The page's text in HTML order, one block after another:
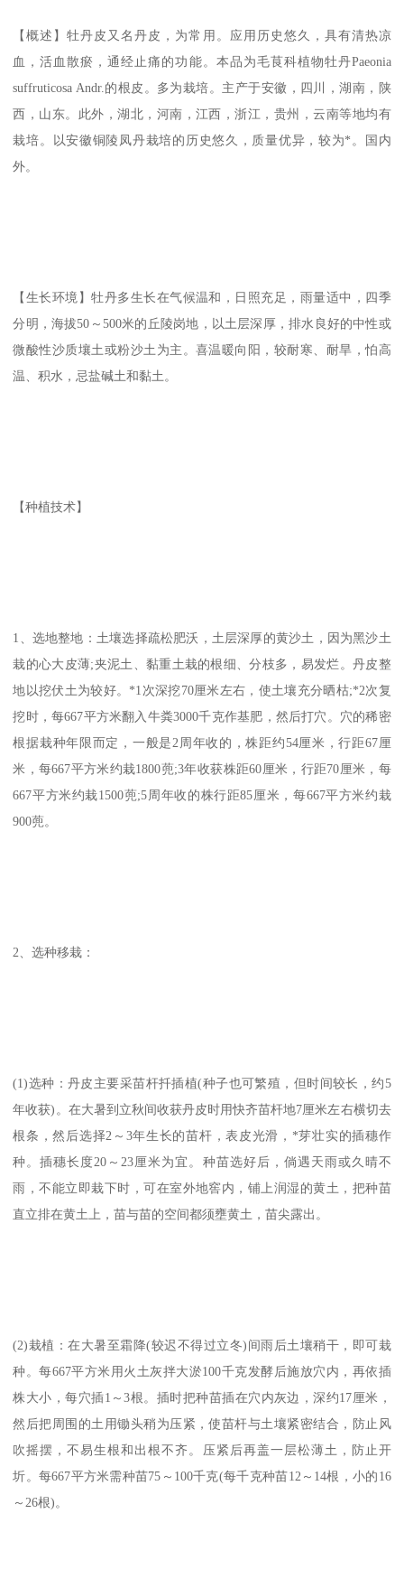
【概述】牡丹皮又名丹皮，为常用。应用历史悠久，具有清热凉
血，活血散瘀，通经止痛的功能。本品为毛茛科植物牡丹Paeonia
suffruticosa Andr.的根皮。多为栽培。主产于安徽，四川，湖南，陕
西，山东。此外，湖北，河南，江西，浙江，贵州，云南等地均有
栽培。以安徽铜陵凤丹栽培的历史悠久，质量优异，较为*。国内
外。
【生长环境】牡丹多生长在气候温和，日照充足，雨量适中，四季
分明，海拔50～500米的丘陵岗地，以土层深厚，排水良好的中性或
微酸性沙质壤土或粉沙土为主。喜温暖向阳，较耐寒、耐旱，怕高
温、积水，忌盐碱土和黏土。
【种植技术】
1、选地整地：土壤选择疏松肥沃，土层深厚的黄沙土，因为黑沙土
栽的心大皮薄;夹泥土、黏重土栽的根细、分枝多，易发烂。丹皮整
地以挖伏土为较好。*1次深挖70厘米左右，使土壤充分晒枯;*2次复
挖时，每667平方米翻入牛粪3000千克作基肥，然后打穴。穴的稀密
根据栽种年限而定，一般是2周年收的，株距约54厘米，行距67厘
米，每667平方米约栽1800蔸;3年收获株距60厘米，行距70厘米，每
667平方米约栽1500蔸;5周年收的株行距85厘米，每667平方米约栽
900蔸。
2、选种移栽：
(1)选种：丹皮主要采苗杆扦插植(种子也可繁殖，但时间较长，约5
年收获)。在大暑到立秋间收获丹皮时用快齐苗杆地7厘米左右横切去
根条，然后选择2～3年生长的苗杆，表皮光滑，*芽壮实的插穗作
种。插穗长度20～23厘米为宜。种苗选好后，倘遇天雨或久晴不
雨，不能立即栽下时，可在室外地窖内，铺上润湿的黄土，把种苗
直立排在黄土上，苗与苗的空间都须壅黄土，苗尖露出。
(2)栽植：在大暑至霜降(较迟不得过立冬)间雨后土壤稍干，即可栽
种。每667平方米用火土灰拌大淤100千克发酵后施放穴内，再依插
株大小，每穴插1～3根。插时把种苗插在穴内灰边，深约17厘米，
然后把周围的土用锄头稍为压紧，使苗杆与土壤紧密结合，防止风
吹摇摆，不易生根和出根不齐。压紧后再盖一层松薄土，防止开
圻。每667平方米需种苗75～100千克(每千克种苗12～14根，小的16
～26根)。